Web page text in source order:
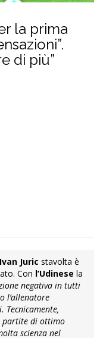
la prima
di più”
Ivan Juric stavolta è
Con l’Udinese la
negativa in tutti
l’allenatore
Tecnicamente,
partite di ottimo
scienza nel